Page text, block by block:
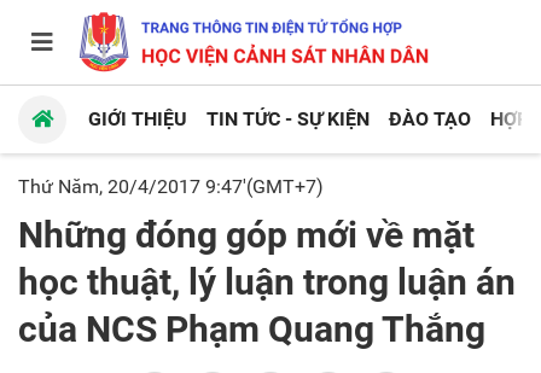
GIỚI THIỆU TIN TỨC - SỰ KIỆN ĐÀO TẠO HỢP
Thứ Năm, 20/4/2017 9:47'(GMT+7)
Những đóng góp mới về mặt
học thuật, lý luận trong luận án
của NCS Phạm Quang Thắng